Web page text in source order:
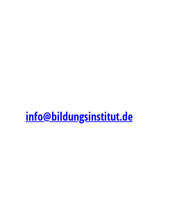
info@bildungsinstitut.de